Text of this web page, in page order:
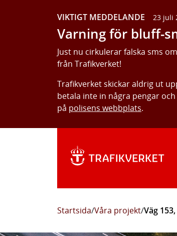
VIKTIGT MEDDELANDE 23 juli
Varning för bluff-
Just nu cirkulerar falska sms
från Trafikverket!
Trafikverket skickar aldrig ut
betala inte in några pengar
på polisens webbplats.
Startsida/Våra projekt/Väg